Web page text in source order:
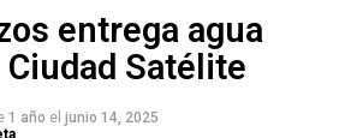
entrega agua
Satélite
1 año el junio 14, 2025